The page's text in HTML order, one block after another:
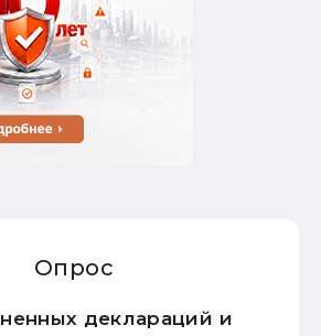
Опрос
деклараций и